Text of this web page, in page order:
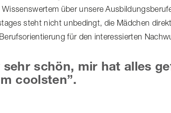
über unsere
steht nicht unbedingt, die Mädchen
für den interessierten
sehr schön, mir hat alles
coolsten”.